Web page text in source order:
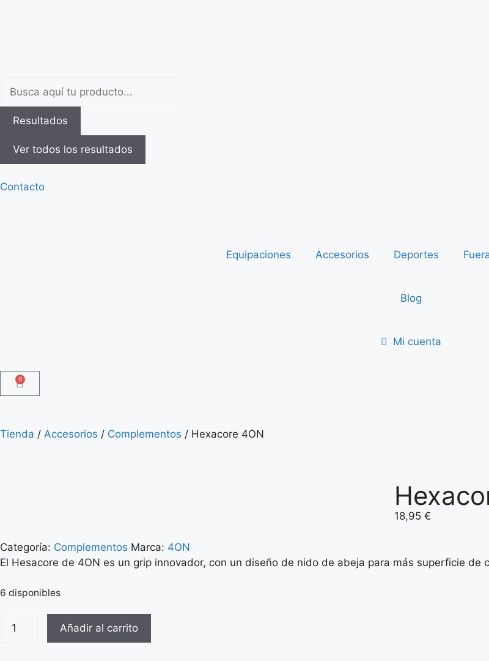
Resultados
Ver todos los resultados
Contacto
Equipaciones Accesorios Deportes
Blog
Mi cuenta
0
Tienda / Accesorios / Complementos / Hexacore 4ON
18,95€
Categoría: Complementos Marca: 4ON
El Hesacore de 4ON es un grip innovador, con un diseño de nido de abeja para más superficie de
6 disponibles
Añadir al carrito